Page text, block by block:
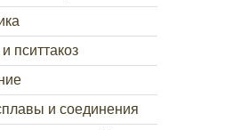
пситтакоз
и соединения